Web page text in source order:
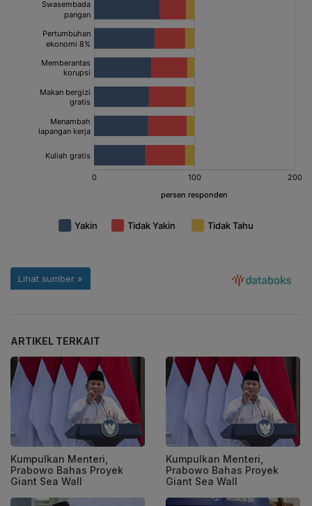
ARTIKEL TERKAIT
Kumpulkan Menteri,
Prabowo Bahas Proyek
Giant Sea Wall
Kumpulkan Menteri,
Prabowo Bahas Proyek
Giant Sea Wall